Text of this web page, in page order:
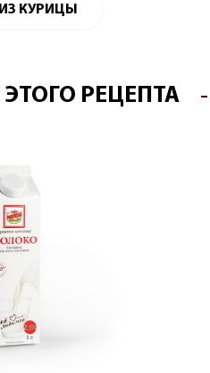
КУРИЦЫ
РЕЦЕПТА